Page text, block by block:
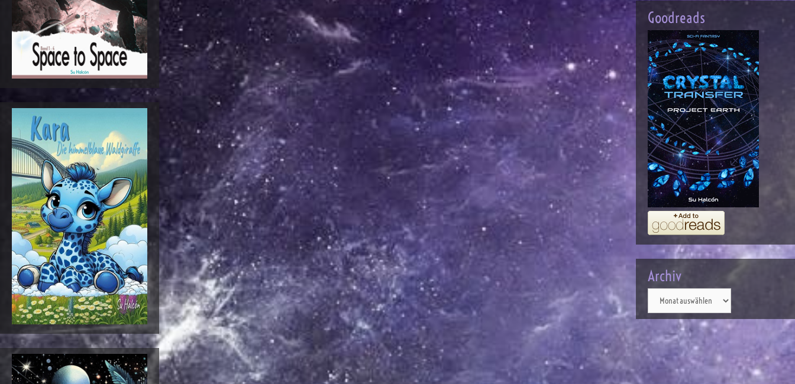
to rank as a prize composition just
by itself... Anybody can have ideas -
- the difficulty is to express them
without squandering a quire of
paper on an idea that ought to be
reduced to one glittering
paragraph.
Heinrich Heine:
Von allen Welten, die der Mensch
erschaffen hat, ist die der Bücher
die Gewaltigste.
Franz Kafka:
Ein Buch muss die Axt für das
gefrorene Meer in uns sein.
Goodreads
Archiv